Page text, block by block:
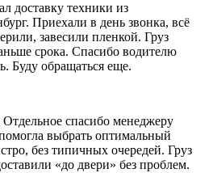
доставку техники из
Приехали в день звонка, всё
завесили пленкой. Груз
срока. Спасибо водителю
Буду обращаться еще.
спасибо менеджеру
выбрать оптимальный
без типичных очередей. Груз
«до двери» без проблем.